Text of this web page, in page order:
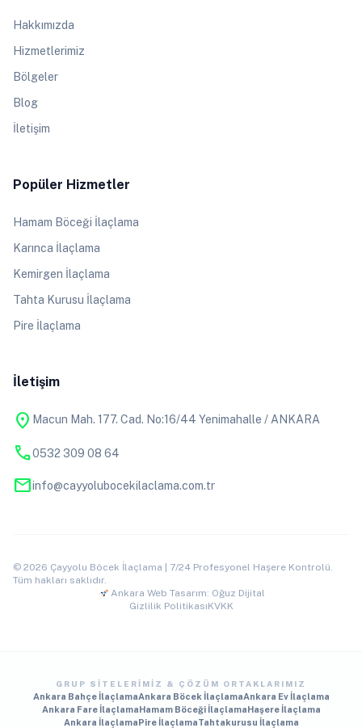
Hakkımızda
Hizmetlerimiz
Bölgeler
Blog
İletişim
Popüler Hizmetler
Hamam Böceği İlaçlama
Karınca İlaçlama
Kemirgen İlaçlama
Tahta Kurusu İlaçlama
Pire İlaçlama
İletişim
location_on Macun Mah. 177. Cad. No:16/44 Yenimahalle / ANKARA
phone0532 309 08 64
mailinfo@cayyolubocekilaclama.com.tr
© 2026 Çayyolu Böcek İlaçlama | 7/24 Profesyonel Haşere Kontrolü.
Tüm hakları saklıdır.
Ankara Web Tasarım: Oğuz Dijital
Gizlilik PolitikasıKVKK
GRUP SITELERIMIZ & ÇÖZÜM ORTAKLARIMIZ
Ankara Bahçe İlaçlamaAnkara Böcek İlaçlamaAnkara Ev İlaçlama
Ankara Fare İlaçlamaHamam Böceği İlaçlamaHaşere İlaçlama
Ankara İlaçlamaPire İlaçlamaTahtakurusu İlaçlama